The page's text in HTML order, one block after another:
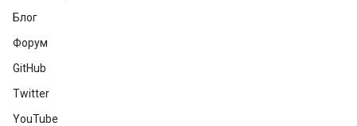
Блог
Форум
GitHub
Twitter
YouTube